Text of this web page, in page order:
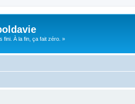
fini. À la fin, ça fait zéro. »